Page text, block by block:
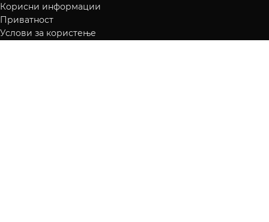
Корисни информации
Приватност
Услови за користење